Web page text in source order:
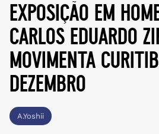
exposição em
carlos eduardo
movimenta
dezembro
A.Yoshii